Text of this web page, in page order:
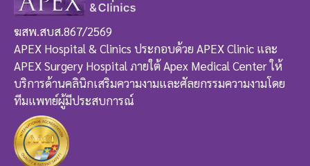
ฆสพ.สบส.867/2569
APEX Hospital & Clinics ประกอบด้วย APEX Clinic และ
APEX Surgery Hospital ภายใต้ Apex Medical Center ให้
บริการด้านคลินิกเสริมความงามและศัลยกรรมความงามโดย
ทีมแพทย์ผู้มีประสบการณ์